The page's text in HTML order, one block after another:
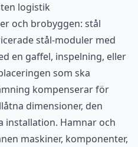
logistik
och brobyggen: stål
stål-moduler med
en gaffel, inspelning, eller
som ska
kompenserar för
dimensioner, den
installation. Hamnar och
maskiner, komponenter,